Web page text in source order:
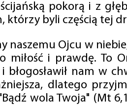
pokorą i z
którzy byli częścią tej
naszemu Ojcu w
miłość i prawdę. To
błogosławił nam w
dlatego
wola Twoja" (Mt